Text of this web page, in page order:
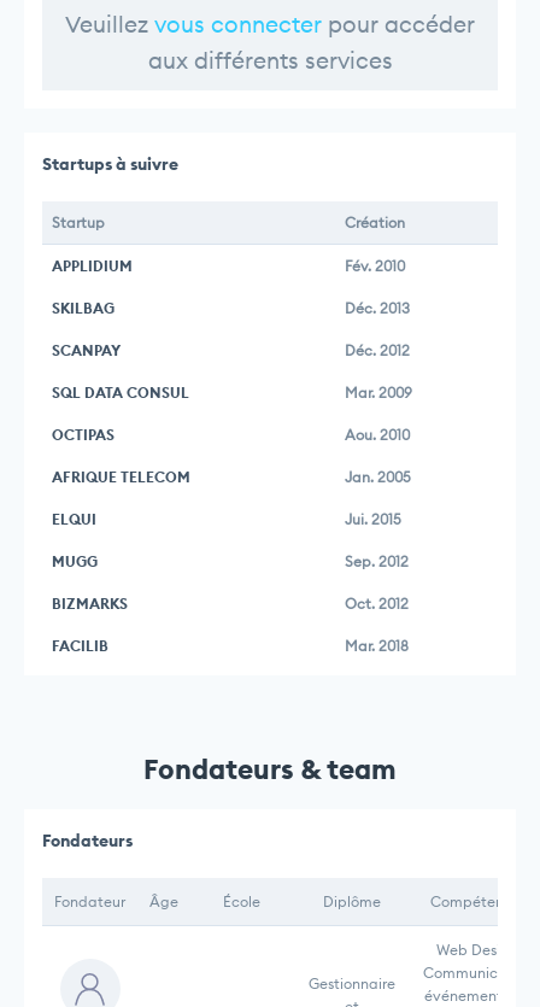
Veuillez vous connecter pour accéder
aux différents services
Startups à suivre
Startup Création
APPLIDIUM Fév. 2010
SKILBAG Déc. 2013
SCANPAY Déc. 2012
SQL DATA CONSUL Mar. 2009
OCTIPAS Aou. 2010
AFRIQUE TELECOM Jan. 2005
ELQUI Jui. 2015
MUGG Sep. 2012
BIZMARKS Oct. 2012
FACILIB Mar. 2018
Fondateurs & team
Fondateurs
Fondateur Âge École Diplôme Compétences
Gestionnaire
Web Design,
Communication
événementielle,